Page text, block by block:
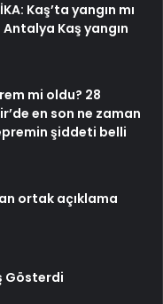
Kaş’ta yangın mı
Antalya Kaş yangın
mi oldu? 28
en son ne zaman
şiddeti belli
ortak açıklama
Gösterdi